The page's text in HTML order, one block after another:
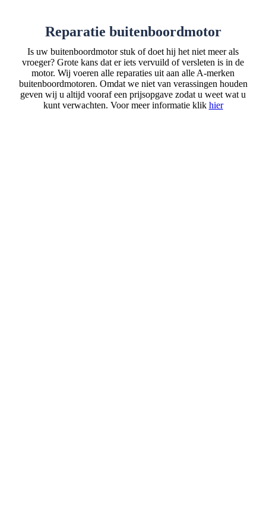
Reparatie buitenboordmotor
Is uw buitenboordmotor stuk of doet hij het niet meer als
vroeger? Grote kans dat er iets vervuild of versleten is in de
motor. Wij voeren alle reparaties uit aan alle A-merken
buitenboordmotoren. Omdat we niet van verassingen houden
geven wij u altijd vooraf een prijsopgave zodat u weet wat u
kunt verwachten. Voor meer informatie klik hier